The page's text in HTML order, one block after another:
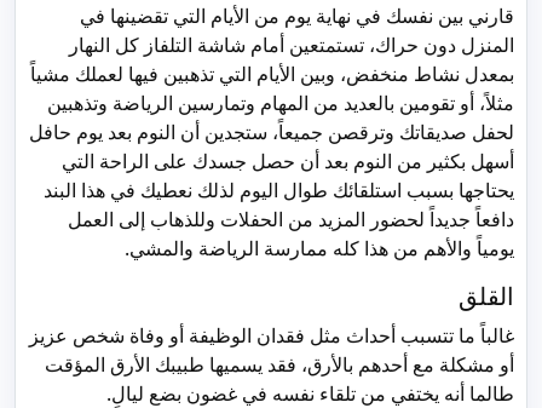
قارني بين نفسك في نهاية يوم من الأيام التي تقضينها في
المنزل دون حراك، تستمتعين أمام شاشة التلفاز كل النهار
بمعدل نشاط منخفض، وبين الأيام التي تذهبين فيها لعملك مشياً
مثلاً، أو تقومين بالعديد من المهام وتمارسين الرياضة وتذهبين
لحفل صديقاتك وترقصن جميعاً، ستجدين أن النوم بعد يوم حافل
أسهل بكثير من النوم بعد أن حصل جسدك على الراحة التي
يحتاجها بسبب استلقائك طوال اليوم لذلك نعطيك في هذا البند
دافعاً جديداً لحضور المزيد من الحفلات وللذهاب إلى العمل
يومياً والأهم من هذا كله ممارسة الرياضة والمشي.
القلق
غالباً ما تتسبب أحداث مثل فقدان الوظيفة أو وفاة شخص عزيز
أو مشكلة مع أحدهم بالأرق، فقد يسميها طبيبك الأرق المؤقت
طالما أنه يختفي من تلقاء نفسه في غضون بضع ليالٍ.